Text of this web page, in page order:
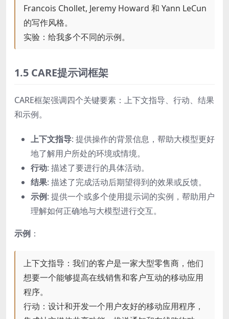
Francois Chollet, Jeremy Howard 和 Yann LeCun
的写作风格。
实验：给我多个不同的示例。
1.5 CARE提示词框架
CARE框架强调四个关键要素：上下文指导、行动、结果
和示例。
上下文指导: 提供操作的背景信息，帮助大模型更好
地了解用户所处的环境或情境。
行动: 描述了要进行的具体活动。
结果: 描述了完成活动后期望得到的效果或反馈。
示例: 提供一个或多个使用提示词的实例，帮助用户
理解如何正确地与大模型进行交互。
示例 ：
上下文指导：我们的客户是一家大型零售商，他们
想要一个能够提高在线销售和客户互动的移动应用
程序。
行动：设计和开发一个用户友好的移动应用程序，